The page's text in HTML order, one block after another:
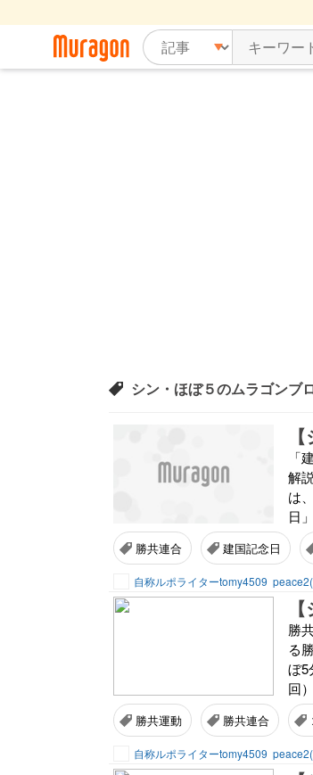
シン・ほぼ５のムラゴンブ
「
解
は
日
勝共連合 建国記念日
自称ルポライターtomy4509
勝
る
ぼ5
回
勝共運動 勝共連合
自称ルポライターtomy4509